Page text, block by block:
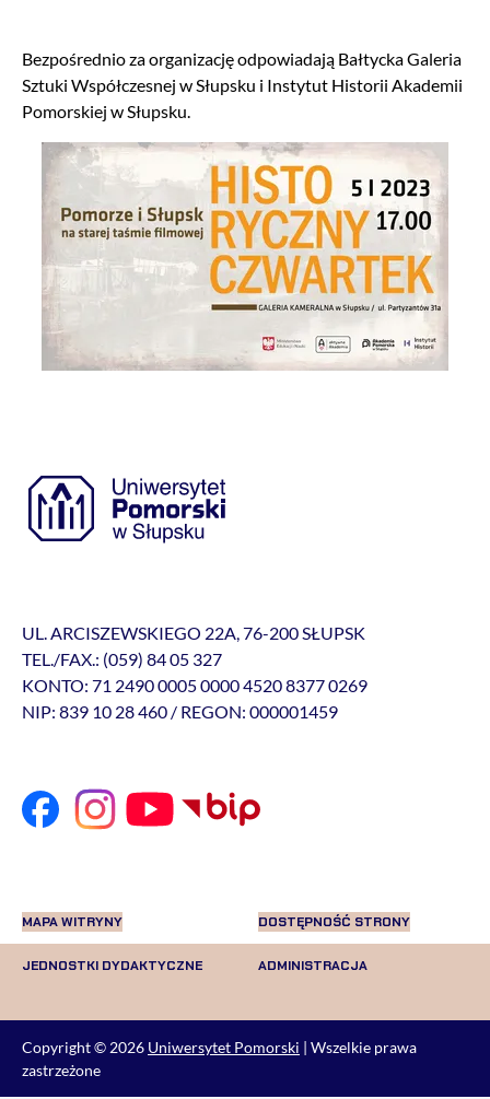
Bezpośrednio za organizację odpowiadają Bałtycka Galeria
Sztuki Współczesnej w Słupsku i Instytut Historii Akademii
Pomorskiej w Słupsku.
UL. ARCISZEWSKIEGO 22A, 76-200 SŁUPSK
TEL./FAX.: (059) 84 05 327
KONTO: 71 2490 0005 0000 4520 8377 0269
NIP: 839 10 28 460 / REGON: 000001459
MAPA WITRYNY DOSTĘPNOŚĆ STRONY
JEDNOSTKI DYDAKTYCZNE ADMINISTRACJA
Copyright © 2026 Uniwersytet Pomorski | Wszelkie prawa
zastrzeżone